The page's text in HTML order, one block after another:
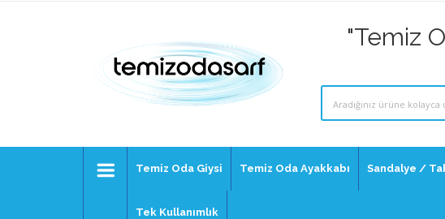
"Temiz
Temiz Oda Giysi Temiz Oda Ayakkabı Sandalye /
Tek Kullanımlık